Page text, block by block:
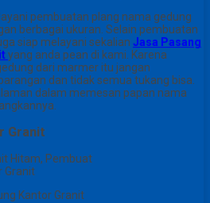
pembuatan plang nama gedung
berbagai ukuran. Selain pembuatan
siap melayani sekalian Jasa Pasang
yang anda pean di kami. Karena
dari marmer itu jangan
dan tidak semua tukang bisa.
dalam memesan papan nama
Granit
Kantor Granit